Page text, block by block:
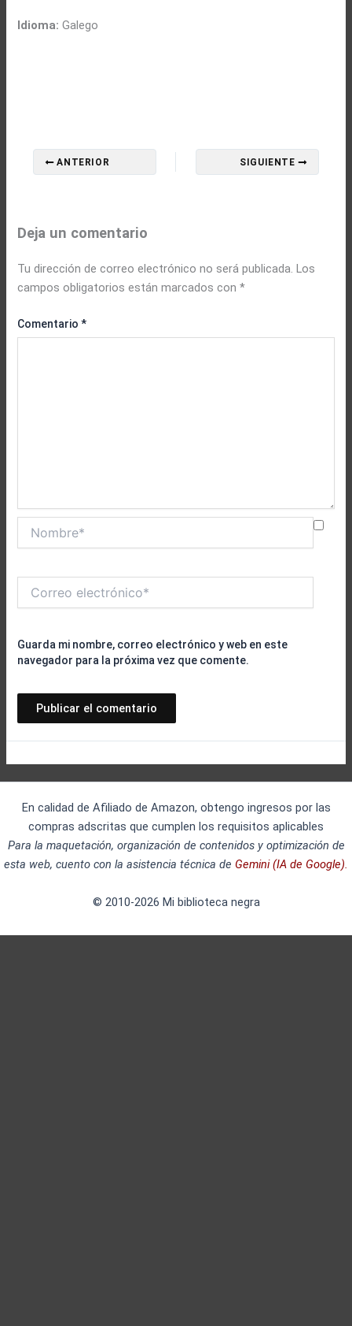
Idioma: Galego
ANTERIOR SIGUIENTE
Deja un comentario
Tu dirección de correo electrónico no será publicada. Los
campos obligatorios están marcados con*
Comentario*
electrónico*
Guarda mi nombre, correo electrónico y web en este
navegador para la próxima vez que comente.
En calidad de Afiliado de Amazon, obtengo ingresos por las
compras adscritas que cumplen los requisitos aplicables
Para la maquetación, organización de contenidos y optimización de
esta web, cuento con la asistencia técnica de Gemini (IA de Google).
© 2010-2026 Mi biblioteca negra